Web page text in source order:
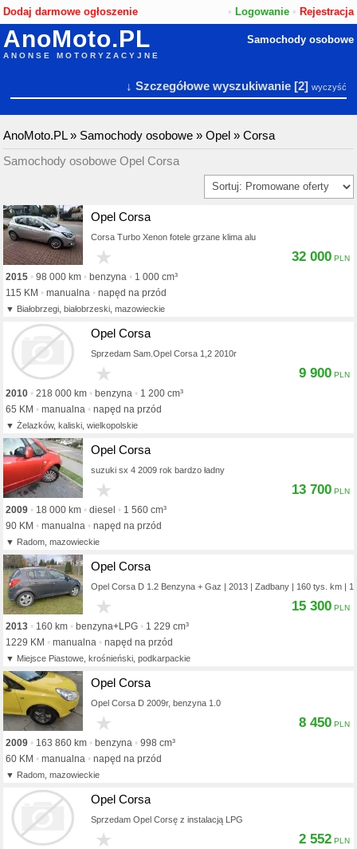
Dodaj darmowe ogłoszenie • Logowanie• Rejestracja
AnoMoto.PL
ANONSE MOTORYZACYJNE
Samochody osobowe
↓ Szczegółowe wyszukiwanie[2] wyczyść
AnoMoto.PL» Samochody osobowe »Opel »Corsa
Samochody osobowe Opel Corsa
Opel Corsa
Corsa Turbo Xenon fotele grzane klima alu
2015 98 000 km benzyna
1 000 cm³
115 KM
manualna napęd na przód
Białobrzegi, białobrzeski, mazowieckie
32 000
Opel Corsa
Sprzedam Sam.Opel Corsa 1,2 2010r
2010 218 000 km benzyna
1 200 cm³
65 KM
manualna napęd na przód
Żelazków, kaliski, wielkopolskie
9 900
Opel Corsa
suzuki sx 4 2009 rok bardzo ładny
2009 18 000 km diesel
1 560 cm³
90 KM
manualna napęd na przód
Radom, mazowieckie
13 700
Opel Corsa
Opel Corsa D 1.2 Benzyna + Gaz | 2013 | Zadbany | 160 tys. km |
2013 160 km benzyna+LPG
1 229 cm³
1229 KM
manualna napęd na przód
Miejsce Piastowe, krośnieński, podkarpackie
15 300
Opel Corsa
Opel Corsa D 2009r, benzyna 1.0
2009 163 860 km benzyna
998 cm³
60 KM
manualna napęd na przód
Radom, mazowieckie
8 450
Opel Corsa
Sprzedam Opel Corsę z instalacją LPG
2 552